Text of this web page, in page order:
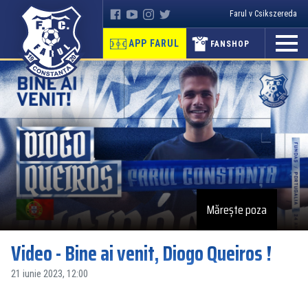
Farul v Csikszereda
APP FARUL FANSHOP
Mărește poza
Video - Bine ai venit, Diogo Queiros !
21 iunie 2023, 12:00